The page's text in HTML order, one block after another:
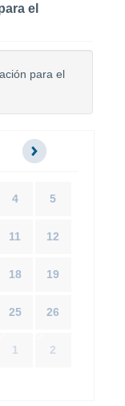
el
para el
4 5
11 12
18 19
25 26
1 2